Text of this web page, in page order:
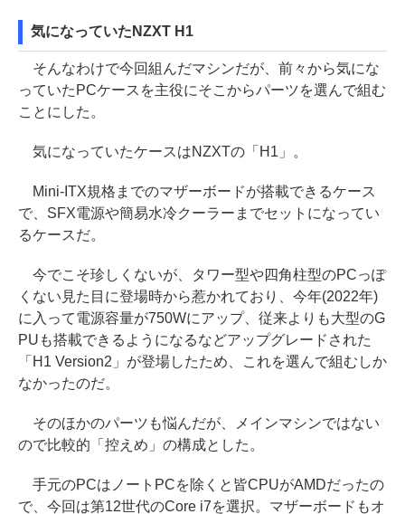
気になっていたNZXT H1
そんなわけで今回組んだマシンだが、前々から気にな
っていたPCケースを主役にそこからパーツを選んで組む
ことにした。
気になっていたケースはNZXTの「H1」。
Mini-ITX規格までのマザーボードが搭載できるケース
で、SFX電源や簡易水冷クーラーまでセットになってい
るケースだ。
今でこそ珍しくないが、タワー型や四角柱型のPCっぽ
くない見た目に登場時から惹かれており、今年(2022年)
に入って電源容量が750Wにアップ、従来よりも大型のG
PUも搭載できるようになるなどアップグレードされた
「H1 Version2」が登場したため、これを選んで組むしか
なかったのだ。
そのほかのパーツも悩んだが、メインマシンではない
ので比較的「控えめ」の構成とした。
手元のPCはノートPCを除くと皆CPUがAMDだったの
で、今回は第12世代のCore i7を選択。マザーボードもオ